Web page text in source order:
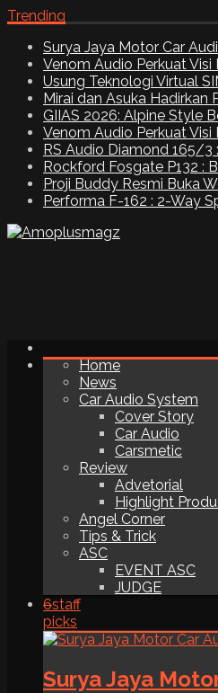
Trending
Surya Jaya Motor Car
Venom Audio Perkuat
Usung Teknologi Virtual
Mirai dan Asuka Hadirkan
GIIAS 2026: Alpine Style
Venom Audio Perkuat
RS Audio Diamond 165/3
Rockford Fosgate P132 :
Proji Buddy Resmi Buka
Performa F-162 : 2-Way
Home
News
Car Audio System
Cover Story
Car Audio
Carsmetic
Review
Advetorial
Highlight
Angel Corner
Tips & Trick
ASC
EVENT ASC
JUDGE
6staff
picks
Surya Jaya